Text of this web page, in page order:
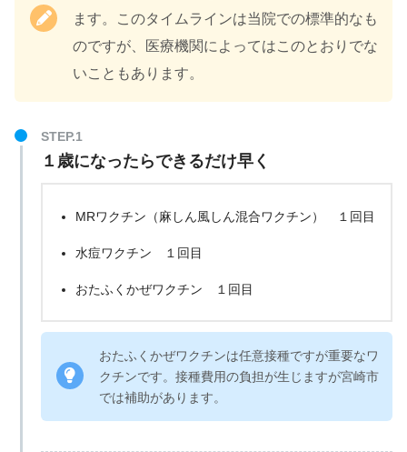
ます。このタイムラインは当院での標準的なも
のですが、医療機関によってはこのとおりでな
いこともあります。
１歳になったらできるだけ早く
MRワクチン（麻しん風しん混合ワクチン） １回目
水痘ワクチン １回目
おたふくかぜワクチン １回目
おたふくかぜワクチンは任意接種ですが重要なワ
クチンです。接種費用の負担が生じますが宮崎市
では補助があります。